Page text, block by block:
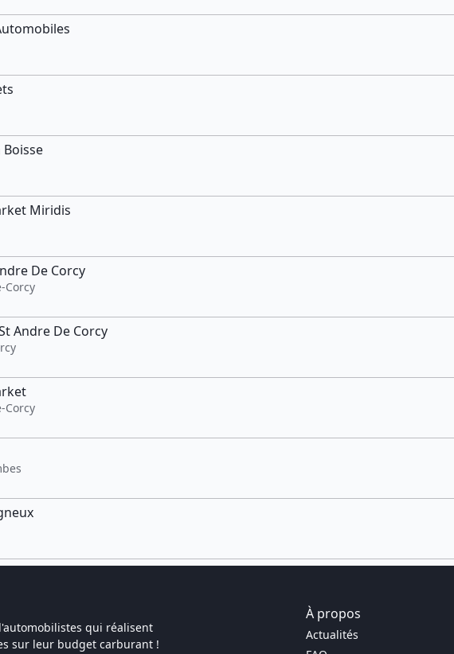
Boisse
Miridis
De Corcy
Corcy
Andre De Corcy
Corcy
qui réalisent
sur leur budget carburant !
À propos
Actualités